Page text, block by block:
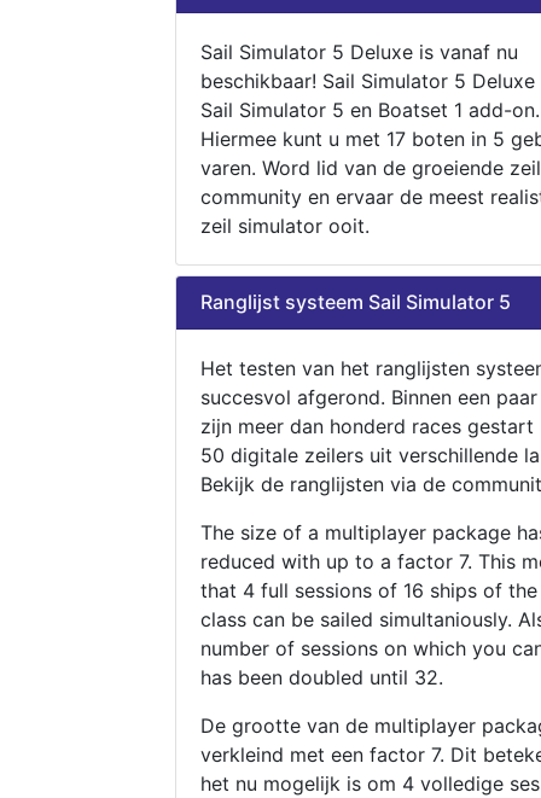
Sail Simulator 5 Deluxe is vanaf nu
beschikbaar! Sail Simulator 5
Sail Simulator 5 en Boatset 1 add-on.
Hiermee kunt u met 17 boten in 5
varen. Word lid van de groeiende zeil
community en ervaar de meest
zeil simulator ooit.
Ranglijst systeem Sail Simulator 5
Het testen van het ranglijsten
succesvol afgerond. Binnen een
zijn meer dan honderd races gestart
50 digitale zeilers uit verschillende
Bekijk de ranglijsten via de
The size of a multiplayer package
reduced with up to a factor 7. This
that 4 full sessions of 16 ships of
class can be sailed simultaniously.
number of sessions on which you
has been doubled until 32.
De grootte van de multiplayer
verkleind met een factor 7. Dit
het nu mogelijk is om 4 volledige